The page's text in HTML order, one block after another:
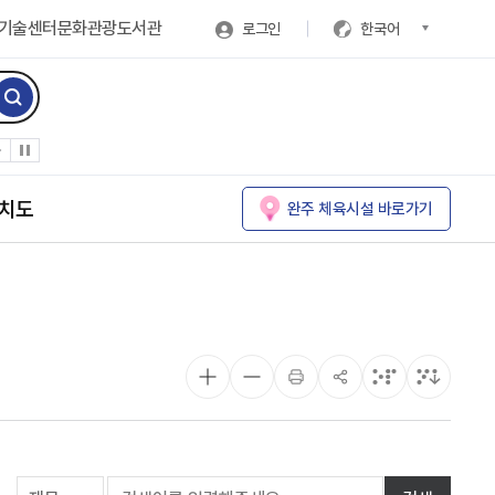
술센터문화관광도서관 로그인 한국어
도 완주 체육시설 바로가기
게